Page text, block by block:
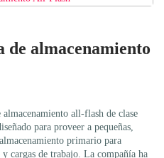
almacenamiento
all-flash de clase
para proveer a pequeñas,
primario para
cargas de trabajo. La compañía ha